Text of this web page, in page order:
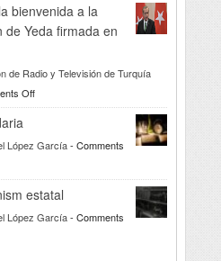
bienvenida a la
de Yeda firmada en
de Radio y Televisión de Turquía
Offon
Türkiye
la
a
López García- Comments
estatal
López García- Comments